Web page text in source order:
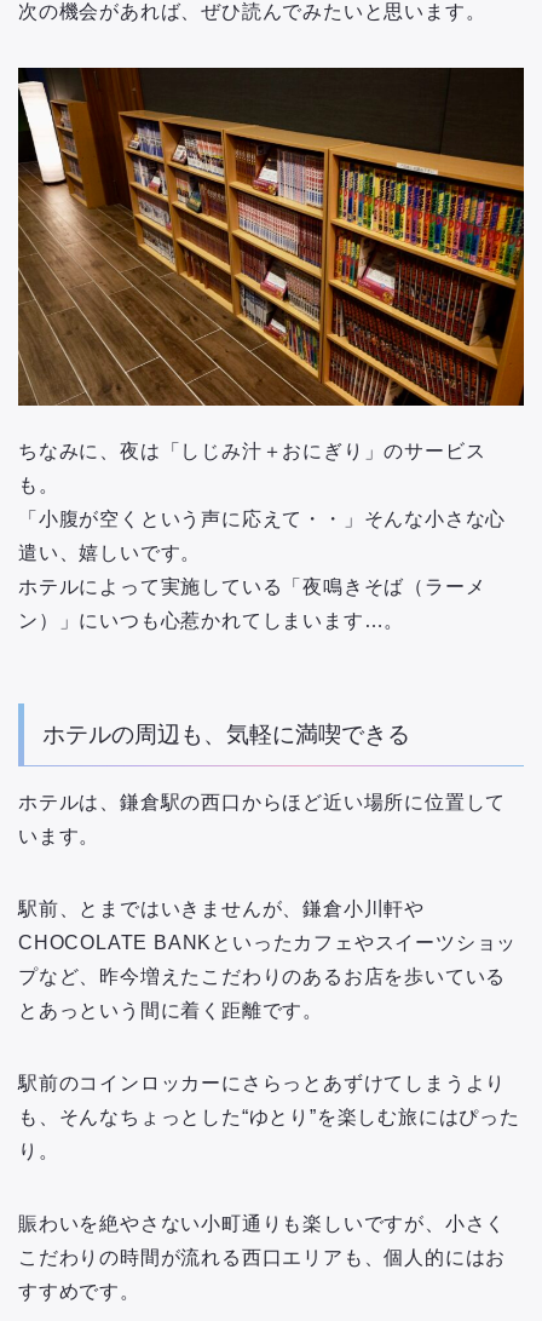
次の機会があれば、ぜひ読んでみたいと思います。
ちなみに、夜は「しじみ汁＋おにぎり」のサービス
も。
「小腹が空くという声に応えて・・」そんな小さな心
遣い、嬉しいです。
ホテルによって実施している「夜鳴きそば（ラーメ
ン）」にいつも心惹かれてしまいます…。
ホテルの周辺も、気軽に満喫できる
ホテルは、鎌倉駅の西口からほど近い場所に位置して
います。
駅前、とまではいきませんが、鎌倉小川軒や
CHOCOLATE BANKといったカフェやスイーツショッ
プなど、昨今増えたこだわりのあるお店を歩いている
とあっという間に着く距離です。
駅前のコインロッカーにさらっとあずけてしまうより
も、そんなちょっとした“ゆとり”を楽しむ旅にはぴった
り。
賑わいを絶やさない小町通りも楽しいですが、小さく
こだわりの時間が流れる西口エリアも、個人的にはお
すすめです。